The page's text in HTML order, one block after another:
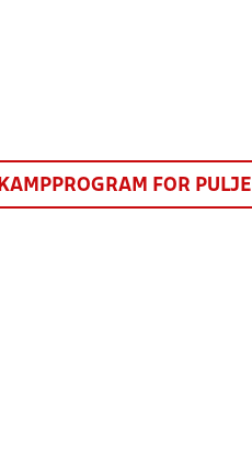
KAMPPROGRAM FOR PULJE